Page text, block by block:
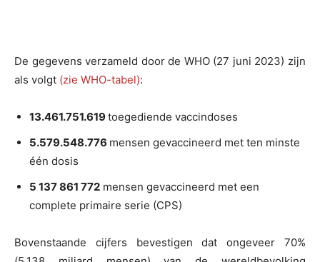
De gegevens verzameld door de WHO (27 juni 2023) zijn
als volgt (zie WHO-tabel):
13.461.751.619toegediende vaccindoses
5.579.548.776 mensen gevaccineerd met ten minste
één dosis
5 137 861 772 mensen gevaccineerd met een
complete primaire serie (CPS)
Bovenstaande cijfers bevestigen dat ongeveer 70%